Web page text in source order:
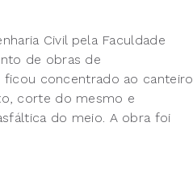
Civil pela Faculdade
de obras de
concentrado ao canteiro
corte do mesmo e
do meio. A obra foi